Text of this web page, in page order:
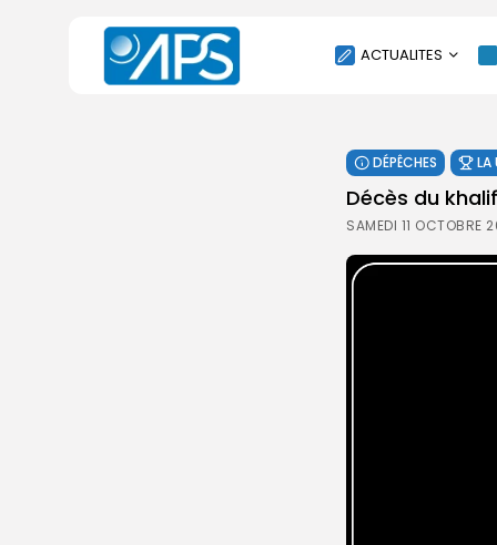
ACTUALITES
SOCIÉTÉ
ÉCONOMIE
CULTURE
SPORT
DÉPÊCHES LA
Décès du
SAMEDI 11 OCTOBRE